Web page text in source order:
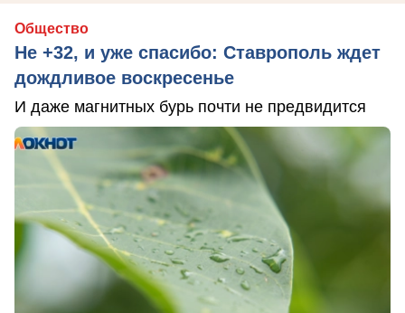
Общество
Не +32, и уже спасибо: Ставрополь ждет
дождливое воскресенье
И даже магнитных бурь почти не предвидится